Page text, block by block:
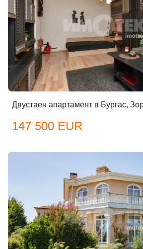
Имейл Адрес
Парола
Вход като гост
или използвай
Вход с
Двустаен апартамент в Бургас,
147 500 EUR